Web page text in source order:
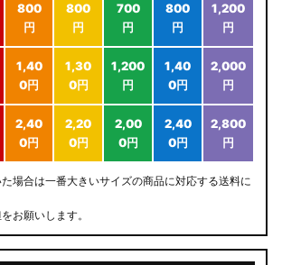
800
円
800
円
700
円
800
円
1,200
円
1,40
0円
1,30
0円
1,200
円
1,40
0円
2,000
円
2,40
0円
2,20
0円
2,00
0円
2,40
0円
2,800
円
場合は一番大きいサイズの商品に対応する送料に
お願いします。